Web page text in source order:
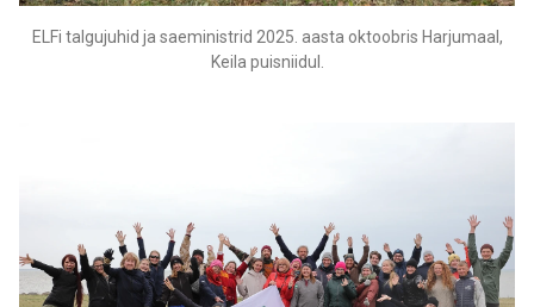
ELFi talgujuhid ja saeministrid 2025. aasta oktoobris Harjumaal,
Keila puisniidul.